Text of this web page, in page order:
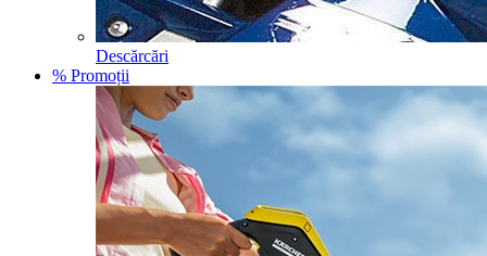
Descărcări
% Promoții